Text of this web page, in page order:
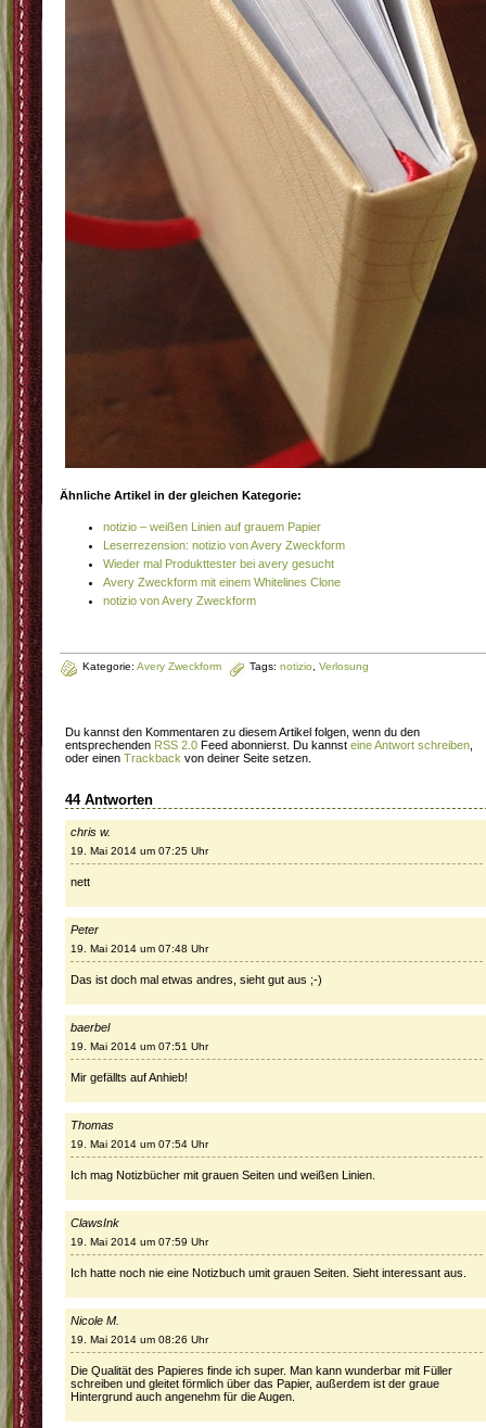
Ähnliche Artikel in der gleichen Kategorie:
notizio – weißen Linien auf grauem Papier
Leserrezension: notizio von Avery Zweckform
Wieder mal Produkttester bei avery gesucht
Avery Zweckform mit einem Whitelines Clone
notizio von Avery Zweckform
Kategorie: Avery Zweckform Tags: notizio Verlosung
Du kannst den Kommentaren zu diesem Artikel folgen, wenn du den
entsprechenden RSS 2.0 Feed abonnierst. Du kannst eine Antwort schreiben
oder einen Trackback von deiner Seite setzen.
44 Antworten
chris w.
19. Mai 2014 um 07:25 Uhr
nett
Peter
19. Mai 2014 um 07:48 Uhr
Das ist doch mal etwas andres, sieht gut aus ;-)
baerbel
19. Mai 2014 um 07:51 Uhr
Mir gefällts auf Anhieb!
Thomas
19. Mai 2014 um 07:54 Uhr
Ich mag Notizbücher mit grauen Seiten und weißen Linien.
ClawsInk
19. Mai 2014 um 07:59 Uhr
Ich hatte noch nie eine Notizbuch umit grauen Seiten. Sieht interessant aus.
Nicole M.
19. Mai 2014 um 08:26 Uhr
Die Qualität des Papieres finde ich super. Man kann wunderbar mit Füller
schreiben und gleitet förmlich über das Papier, außerdem ist der graue
Hintergrund auch angenehm für die Augen.